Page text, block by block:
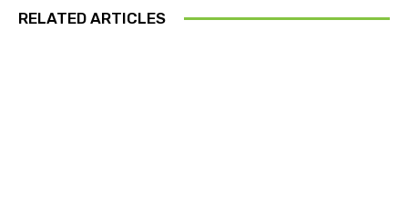
RELATED ARTICLES